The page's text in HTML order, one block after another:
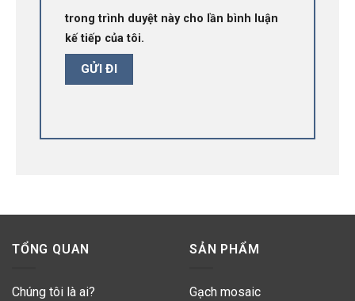
trong trình duyệt này cho lần bình luận
kế tiếp của tôi.
TỔNG QUAN
Chúng tôi là ai?
SẢN PHẨM
Gạch mosaic